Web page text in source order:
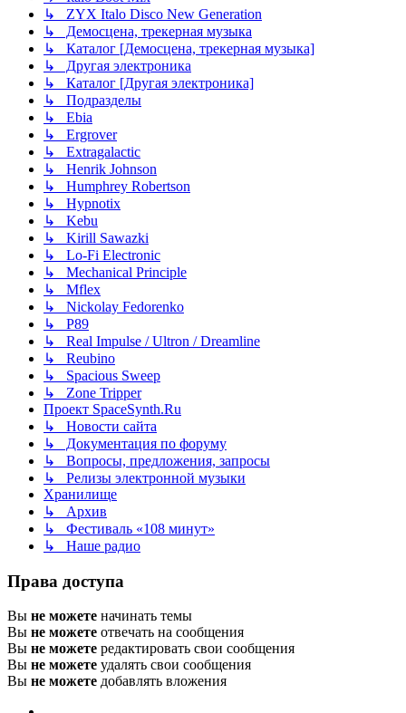
↳ ZYX Italo Disco New Generation
↳ Демосцена, трекерная музыка
↳ Каталог [Демосцена, трекерная музыка]
↳ Другая электроника
↳ Каталог [Другая электроника]
↳ Подразделы
↳ Ebia
↳ Ergrover
↳ Extragalactic
↳ Henrik Johnson
↳ Humphrey Robertson
↳ Hypnotix
↳ Kebu
↳ Kirill Sawazki
↳ Lo-Fi Electronic
↳ Mechanical Principle
↳ Mflex
↳ Nickolay Fedorenko
↳ P89
↳ Real Impulse / Ultron / Dreamline
↳ Reubino
↳ Spacious Sweep
↳ Zone Tripper
Проект SpaceSynth.Ru
↳ Новости сайта
↳ Документация по форуму
↳ Вопросы, предложения, запросы
↳ Релизы электронной музыки
Хранилище
↳ Архив
↳ Фестиваль «108 минут»
↳ Наше радио
Права доступа
Вы не можете начинать темы
Вы не можете отвечать на сообщения
Вы не можете редактировать свои сообщения
Вы не можете удалять свои сообщения
Вы не можете добавлять вложения